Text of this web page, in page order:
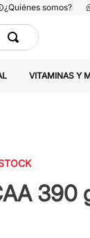
¿Quiénes somos?
VITAMINAS Y
390